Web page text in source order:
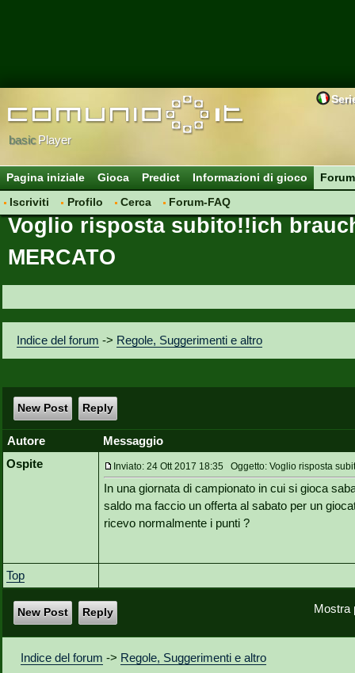
basicPlayer
Pagina iniziale Gioca Predict Informazioni di gioco
Forum
Iscriviti
Profilo Cerca Forum-FAQ
Voglio risposta subito!!ich
MERCATO
Indice del forum -> Regole, Suggerimenti e altro
New Post Reply
Autore
Messaggio
Ospite
Inviato: 24 Ott 2017 18:35 Oggetto: Voglio risposta
In una giornata di campionato in cui si gioca
saldo ma faccio un offerta al sabato per un
ricevo normalmente i punti ?
Top
Mostra
New Post Reply
Indice del forum -> Regole, Suggerimenti e altro